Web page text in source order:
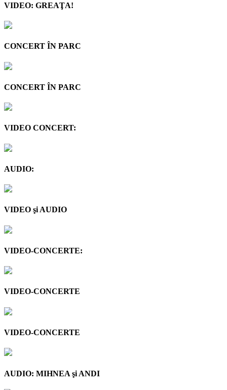
VIDEO: GREAŢA!
CONCERT ÎN PARC
CONCERT ÎN PARC
VIDEO CONCERT:
AUDIO:
VIDEO şi AUDIO
VIDEO-CONCERTE:
VIDEO-CONCERTE
VIDEO-CONCERTE
AUDIO: MIHNEA şi ANDI